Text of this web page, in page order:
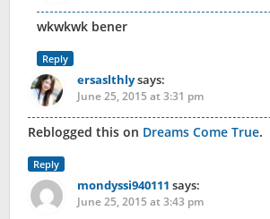
wkwkwk bener
Reply
ersaslthlysays:
June 25, 2015 at 3:31 pm
Reblogged this on Dreams Come True.
Reply
mondyssi940111 says:
June 25, 2015 at 3:43 pm